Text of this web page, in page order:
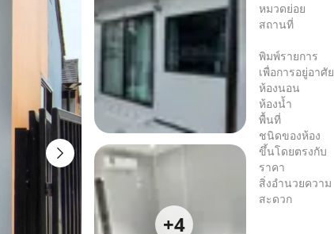
+4
หมวดย่อย
สถานที่
พิมพ์รายการ
เพื่อการอยู่อาศัย
ห้องนอน
ห้องน้ำ
พื้นที่
ชนิดของห้อง
ขึ้นโดยตรงกับ
ราคา
สิ่งอำนวยความ
สะดวก